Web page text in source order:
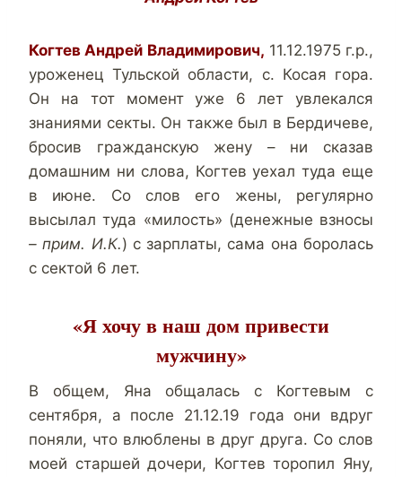
Когтев Андрей Владимирович, 11.12.1975 г.р.,
уроженец Тульской области, с. Косая гора.
Он на тот момент уже 6 лет увлекался
знаниями секты. Он также был в Бердичеве,
бросив гражданскую жену – ни сказав
домашним ни слова, Когтев уехал туда еще
в июне. Со слов его жены, регулярно
высылал туда «милость» (денежные взносы
– прим. И.К.) с зарплаты, сама она боролась
с сектой 6 лет.
«Я хочу в наш дом привести
мужчину»
В общем, Яна общалась с Когтевым с
сентября, а после 21.12.19 года они вдруг
поняли, что влюблены в друг друга. Со слов
моей старшей дочери, Когтев торопил Яну,